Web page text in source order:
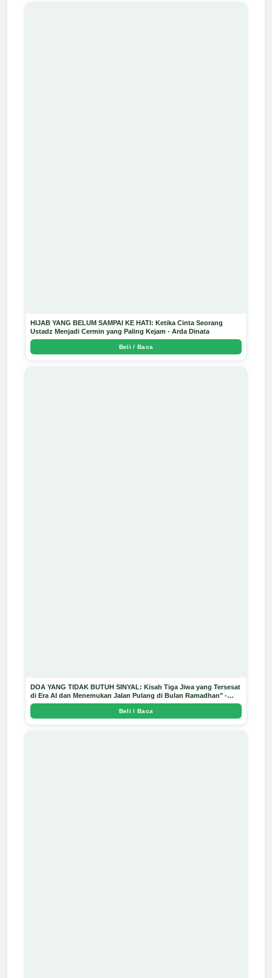
HIJAB YANG BELUM SAMPAI KE HATI: Ketika Cinta Seorang
Ustadz Menjadi Cermin yang Paling Kejam - Arda Dinata
Beli / Baca
DOA YANG TIDAK BUTUH SINYAL: Kisah Tiga Jiwa yang Tersesat
di Era AI dan Menemukan Jalan Pulang di Bulan Ramadhan" -
Arda Dinata
Beli / Baca